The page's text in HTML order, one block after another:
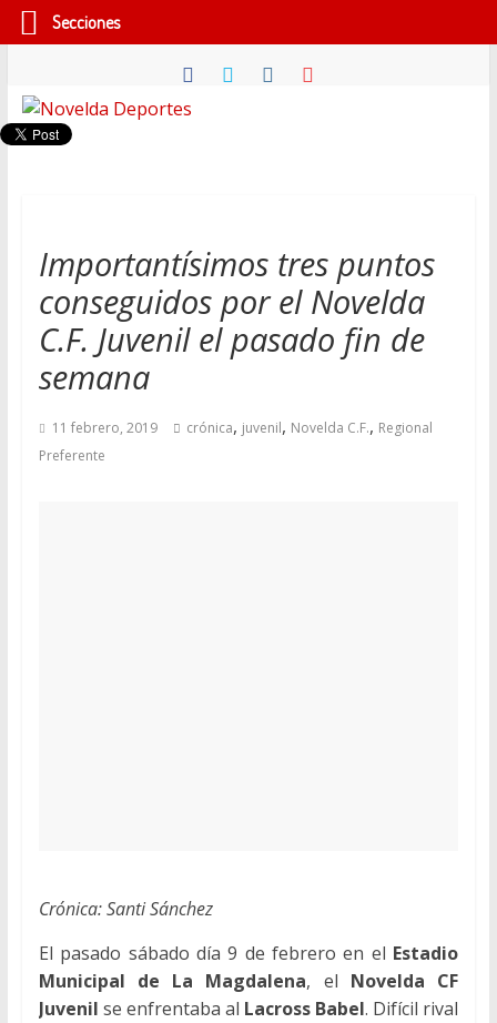
contenido
Novelda
Pasión
por
nuestro
deporte
Importantísimos tres puntos
conseguidos por el Novelda
C.F. Juvenil el pasado fin de
semana
11 febrero, 2019 crónica, juvenil, Novelda C.F., Regional
Preferente
Crónica: Santi Sánchez
El pasado sábado día 9 de febrero en el Estadio
Municipal de La Magdalena, el Novelda CF
Juvenil se enfrentaba al Lacross Babel. Difícil rival
Secciones